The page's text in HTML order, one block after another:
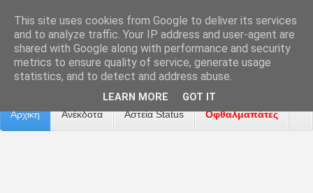
Επικοινωνία Διαφήμιση Αναφορά Προβλήματος
Αρχική Ανέκδοτα Αστεία Status Οφθαλμαπάτες
This site uses cookies from Google to deliver its services
and to analyze traffic. Your IP address and user-agent are
shared with Google along with performance and security
metrics to ensure quality of service, generate usage
statistics, and to detect and address abuse.
LEARN MORE GOT IT